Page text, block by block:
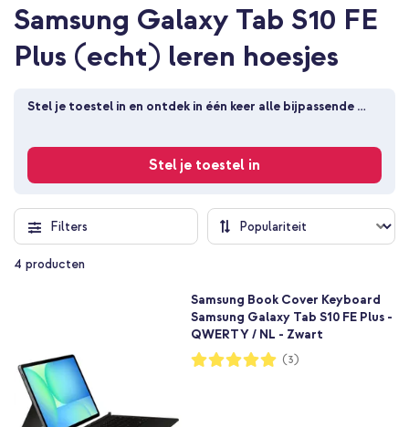
Samsung Galaxy Tab S10 FE
Plus (echt) leren hoesjes
Stel je toestel in en ontdek in één keer alle bijpassende
Stel je toestel in
Filters
4 producten
Samsung Book Cover Keyboard
Samsung Galaxy Tab S10 FE Plus -
QWERTY / NL - Zwart
Waardering:
100%
(3)